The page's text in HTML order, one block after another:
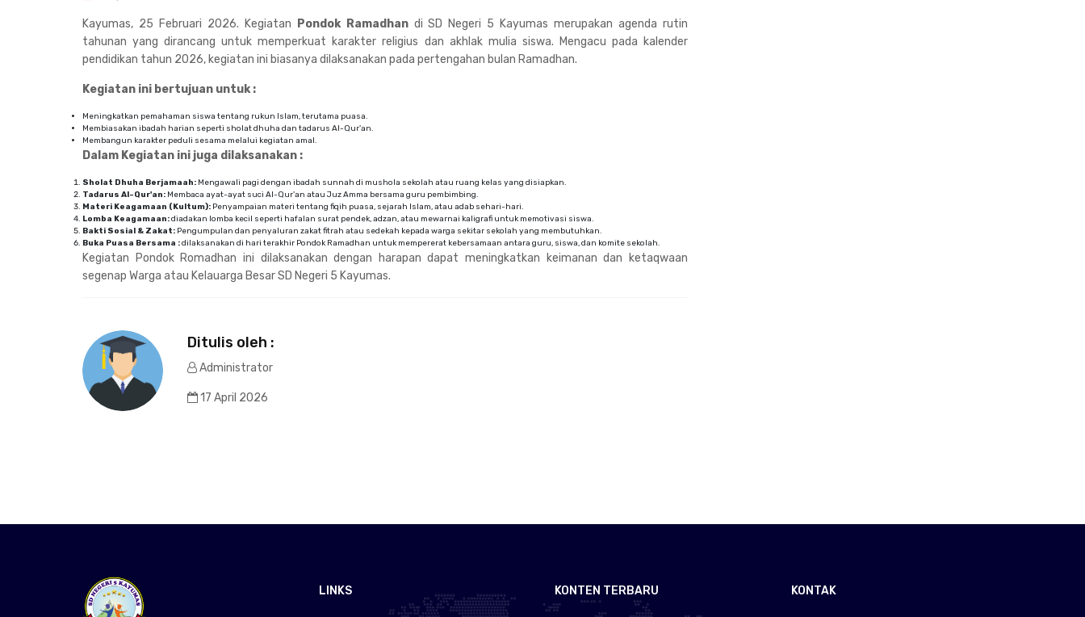
Kayumas, 25 Februari 2026. Kegiatan Pondok Ramadhandi SD Negeri 5 Kayumas merupakan agenda rutin
tahunan yang dirancang untuk memperkuat karakter religius dan akhlak mulia siswa. Mengacu pada kalender
pendidikan tahun 2026, kegiatan ini biasanya dilaksanakan pada pertengahan bulan Ramadhan.
Kegiatan ini bertujuan untuk :
Meningkatkan pemahaman siswa tentang rukun Islam, terutama puasa.
Membiasakan ibadah harian seperti sholat dhuha dan tadarus Al-Qur'an.
Membangun karakter peduli sesama melalui kegiatan amal.
Dalam Kegiatan ini juga dilaksanakan :
Sholat Dhuha Berjamaah: Mengawali pagi dengan ibadah sunnah di mushola sekolah atau ruang kelas yang disiapkan.
Tadarus Al-Qur'an: Membaca ayat-ayat suci Al-Qur'an atau Juz Amma bersama guru pembimbing.
Materi Keagamaan (Kultum): Penyampaian materi tentang fiqih puasa, sejarah Islam, atau adab sehari-hari.
Lomba Keagamaan:diadakan lomba kecil seperti hafalan surat pendek, adzan, atau mewarnai kaligrafi untuk memotivasi siswa.
Bakti Sosial & Zakat: Pengumpulan dan penyaluran zakat fitrah atau sedekah kepada warga sekitar sekolah yang membutuhkan.
Buka Puasa Bersama :dilaksanakan di hari terakhir Pondok Ramadhan untuk mempererat kebersamaan antara guru, siswa, dan komite sekolah.
Kegiatan Pondok Romadhan ini dilaksanakan dengan harapan dapat meningkatkan keimanan dan ketaqwaan
segenap Warga atau Kelauarga Besar SD Negeri 5 Kayumas.
Ditulis oleh :
Administrator
17 April 2026
LINKS KONTEN TERBARU KONTAK